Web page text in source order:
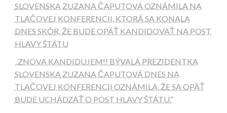
SLOVENSKA ZUZANA ČAPUTOVÁ OZNÁMILA NA
TLAČOVEJ KONFERENCII, KTORÁ SA KONALA
DNES SKÔR, ŽE BUDE OPÄŤ KANDIDOVAŤ NA POST
HLAVY ŠTÁTU
„ZNOVA KANDIDUJEM!! BÝVALÁ PREZIDENTKA
SLOVENSKA ZUZANA ČAPUTOVÁ DNES NA
TLAČOVEJ KONFERENCII OZNÁMILA, ŽE SA OPÄŤ
BUDE UCHÁDZAŤ O POST HLAVY ŠTÁTU.“